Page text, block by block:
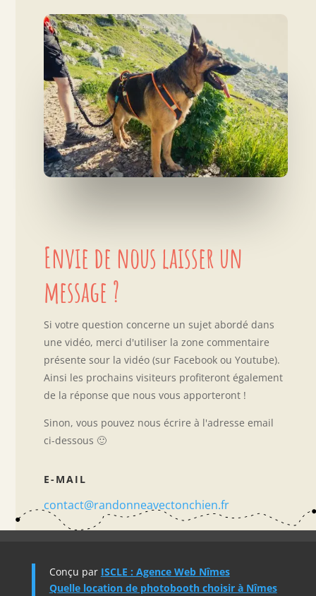
Envie de nous laisser un
message ?
Si votre question concerne un sujet abordé dans
une vidéo, merci d'utiliser la zone commentaire
présente sour la vidéo (sur Facebook ou Youtube).
Ainsi les prochains visiteurs profiteront également
de la réponse que nous vous apporteront !
Sinon, vous pouvez nous écrire à l'adresse email
ci-dessous 🙂
E-MAIL
contact@randonneavectonchien.fr
Conçu par ISCLE : Agence Web Nîmes
Quelle location de photobooth choisir à Nîmes